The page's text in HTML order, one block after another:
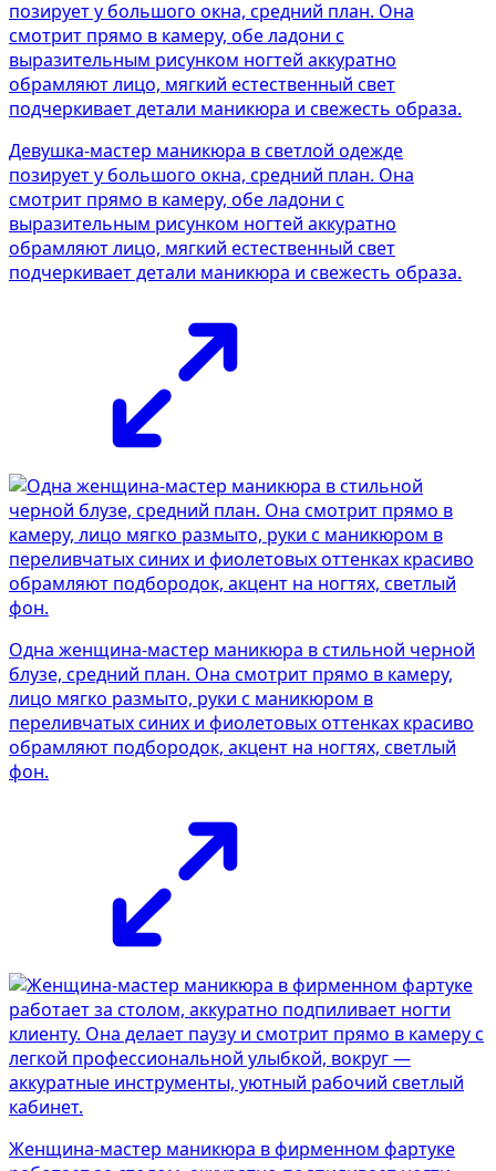
Девушка-мастер маникюра в светлой одежде
позирует у большого окна, средний план. Она
смотрит прямо в камеру, обе ладони с
выразительным рисунком ногтей аккуратно
обрамляют лицо, мягкий естественный свет
подчеркивает детали маникюра и свежесть образа.
Одна женщина-мастер маникюра в стильной черной
блузе, средний план. Она смотрит прямо в камеру,
лицо мягко размыто, руки с маникюром в
переливчатых синих и фиолетовых оттенках красиво
обрамляют подбородок, акцент на ногтях, светлый
фон.
Женщина-мастер маникюра в фирменном фартуке